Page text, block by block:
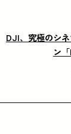
DJI、究極のシ
ン